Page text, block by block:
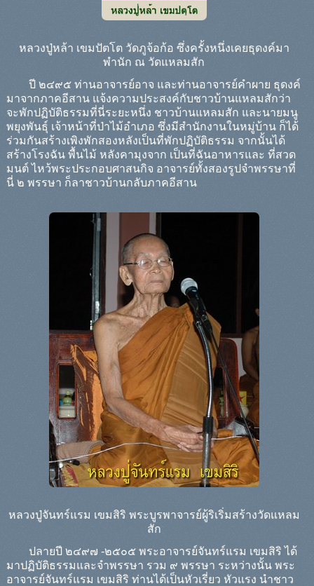
หลวงปู่หล้า เขมปัตโต วัดภูจ้อก้อ ซึ่งครั้งหนึ่งเคยธุดงค์มา
พำนัก ณ วัดแหลมสัก
ปี ๒๔๙๕ ท่านอาจารย์อาจ และท่านอาจารย์คำผาย ธุดงค์
มาจากภาคอีสาน แจ้งความประสงค์กับชาวบ้านแหลมสักว่า
จะพักปฏิบัติธรรมที่นี่ระยะหนึ่ง ชาวบ้านแหลมสัก และนายมนู
พยุงพันธุ์ เจ้าหน้าที่ป่าไม้อำเภอ ซึ่งมีสำนักงานในหมู่บ้าน ก็ได้
ร่วมกันสร้างเพิงพักสองหลังเป็นที่พักปฏิบัติธรรม จากนั้นได้
สร้างโรงฉัน พื้นไม้ หลังคามุงจาก เป็นที่ฉันอาหารและ ที่สวด
มนต์ ไหว้พระประกอบศาสนกิจ อาจารย์ทั้งสองรูปจำพรรษาที่
นี่ ๒ พรรษา ก็ลาชาวบ้านกลับภาคอีสาน
หลวงปู่จันทร์แรม เขมสิริ พระบูรพาจารย์ผู้ริเริ่มสร้างวัดแหลม
สัก
ปลายปี ๒๔๙๗ -๒๕๐๕ พระอาจารย์จันทร์แรม เขมสิริ ได้
มาปฏิบัติธรรมและจำพรรษา รวม ๙ พรรษา ระหว่างนั้น พระ
อาจารย์จันทร์แรม เขมสิริ ท่านได้เป็นหัวเรี่ยว หัวแรง นำชาว